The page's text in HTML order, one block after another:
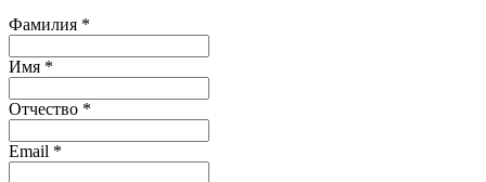
Фамилия *
Имя *
Отчество *
Email *